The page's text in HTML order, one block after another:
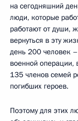
на сегодняшний
люди, которые
работают от души,
вернуться в эту
день 200 человек
военной операции,
135 членов семей
погибших героев.
Поэтому для этих